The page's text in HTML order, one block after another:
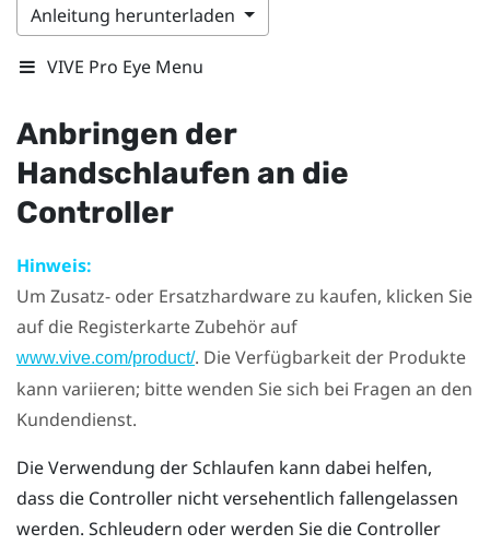
Anleitung herunterladen
VIVE Pro Eye Menu
Anbringen der
Handschlaufen an die
Controller
Hinweis:
Um Zusatz- oder Ersatzhardware zu kaufen, klicken Sie
auf die Registerkarte Zubehör auf
www.vive.com/product/. Die Verfügbarkeit der Produkte
kann variieren; bitte wenden Sie sich bei Fragen an den
Kundendienst.
Die Verwendung der Schlaufen kann dabei helfen,
dass die Controller nicht versehentlich fallengelassen
werden. Schleudern oder werden Sie die Controller